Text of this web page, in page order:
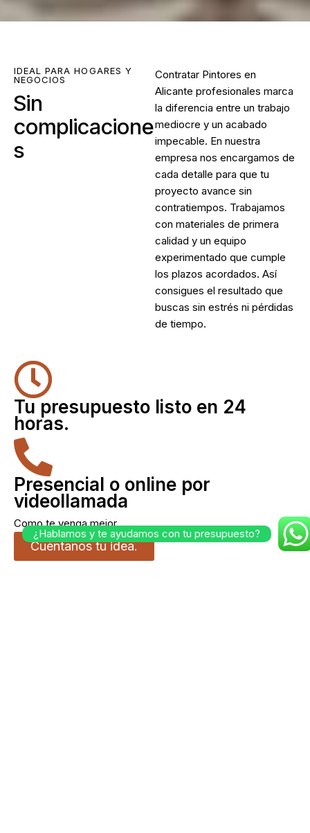
IDEAL PARA HOGARES Y
NEGOCIOS
Sin
complicacione
s
Contratar Pintores en
Alicante profesionales marca
la diferencia entre un trabajo
mediocre y un acabado
impecable. En nuestra
empresa nos encargamos de
cada detalle para que tu
proyecto avance sin
contratiempos. Trabajamos
con materiales de primera
calidad y un equipo
experimentado que cumple
los plazos acordados. Así
consigues el resultado que
buscas sin estrés ni pérdidas
de tiempo.
Tu presupuesto listo en 24
horas.
Presencial o online por
videollamada
Como te venga mejor.
Cuéntanos tu idea.
¿Hablamos y te ayudamos con tu presupuesto?